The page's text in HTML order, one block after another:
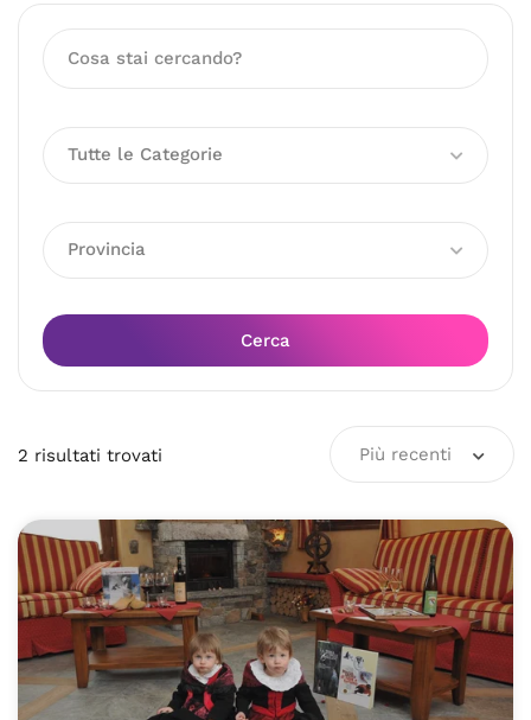
Tutte le Categorie
Provincia
Cerca
2 risultati trovati Più recenti